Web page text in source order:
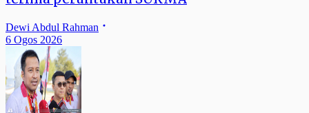
Dewi Abdul Rahman
6 Ogos 2026